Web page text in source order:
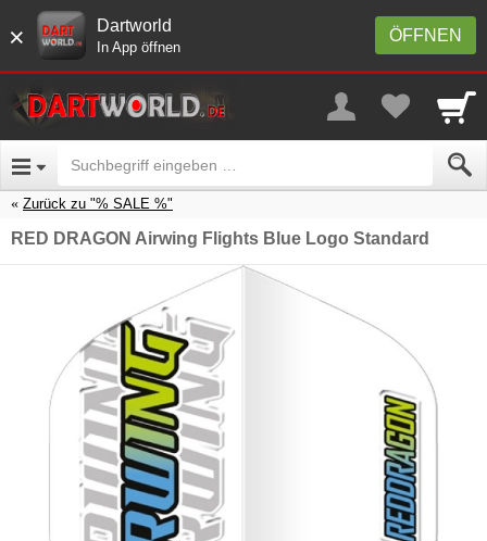
× ÖFFNEN
Dartworld
In App öffnen
Zurück zu "% SALE %"
RED DRAGON Airwing Flights Blue Logo Standard